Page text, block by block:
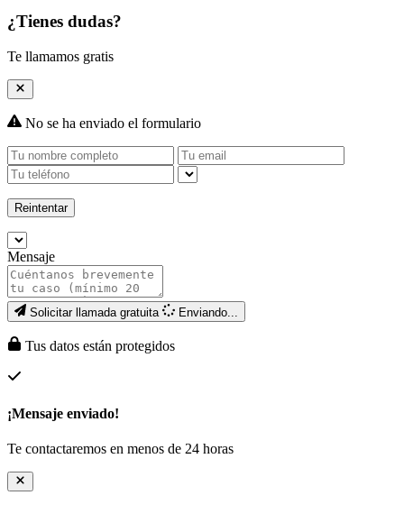
¿Tienes dudas?
Te llamamos gratis
No se ha enviado el formulario
Reintentar
Mensaje
Solicitar llamada gratuita Enviando...
Tus datos están protegidos
¡Mensaje enviado!
Te contactaremos en menos de 24 horas